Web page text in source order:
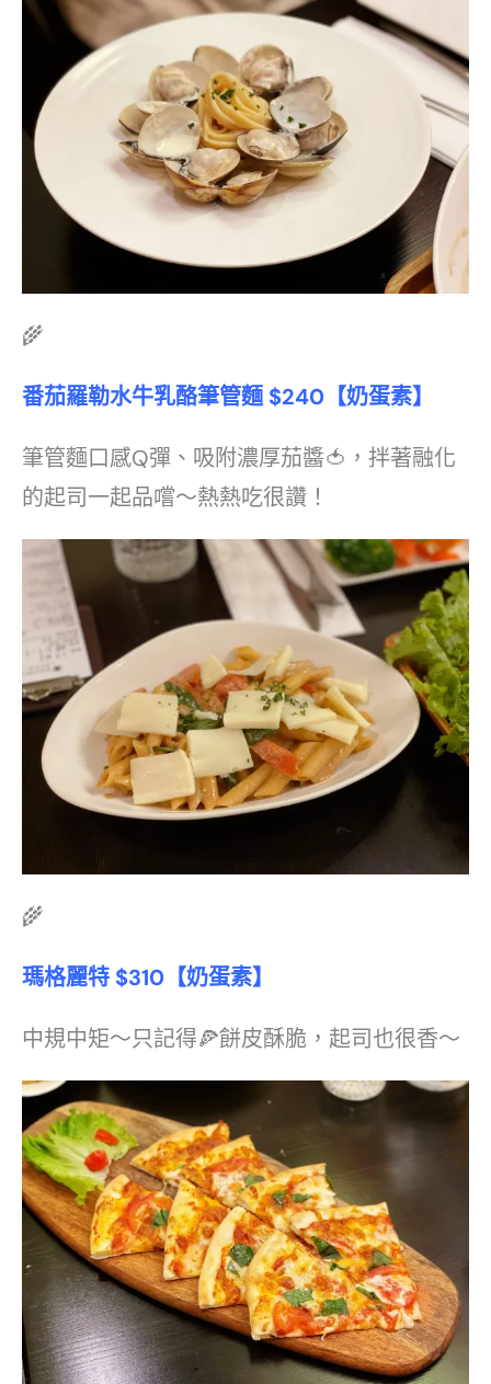
🌾
番茄羅勒水牛乳酪筆管麵$240 【奶蛋素】
筆管麵口感Q彈、吸附濃厚茄醬🍅，拌著融化
的起司一起品嚐～熱熱吃很讚！
🌾
瑪格麗特 $310 【奶蛋素】
中規中矩～只記得🍕餅皮酥脆，起司也很香～